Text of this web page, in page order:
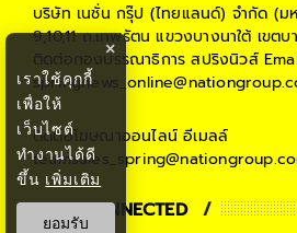
บริษัท เนชั่น กรุ๊ป (ไทยแลนด์) จำกัด (ม
9,10,11 ถ.เทพรัตน แขวงบางนาใต้ เขต
ติดต่อกองบรรณาธิการ สปริงนิวส์
ติดต่อโฆษณาออนไลน์ อีเมลล์
STAY CONNECTED
×
เราใช้คุกกี้
เพื่อให้
เว็บไซต์
ทำงานได้ดี
ขึ้น เพิ่มเติม
ยอมรับ